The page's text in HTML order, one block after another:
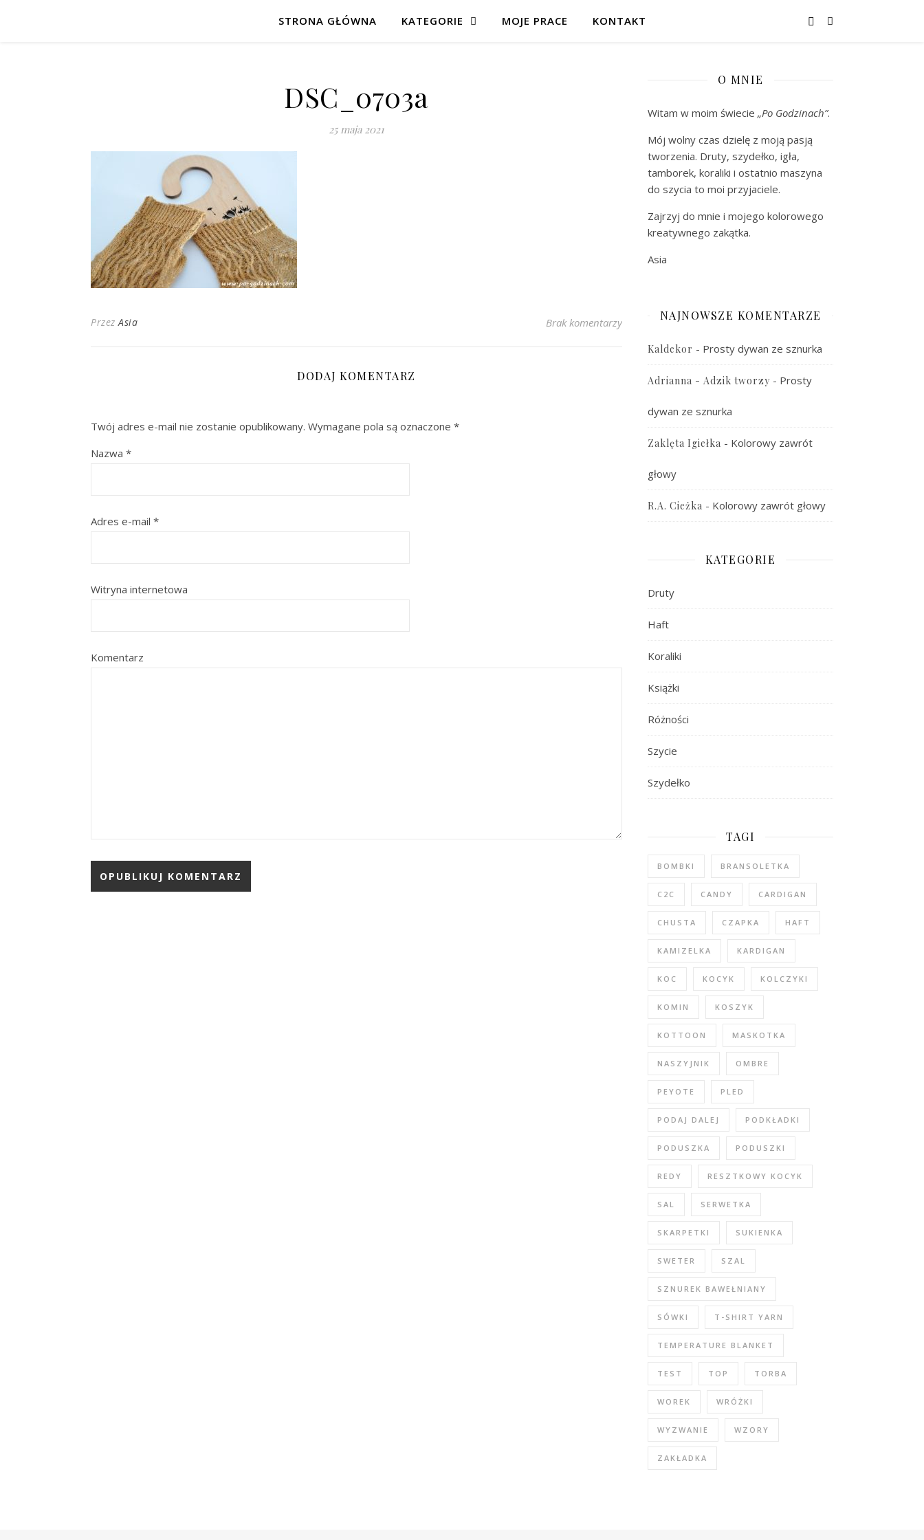
STRONA GŁÓWNA KATEGORIE MOJE PRACE KONTAKT
DSC_0703a
25 maja 2021
PrzezAsia Brak komentarzy
DODAJ KOMENTARZ
Twój adres e-mail nie zostanie opublikowany. Wymagane pola są oznaczone *
Nazwa *
Adres e-mail *
Witryna internetowa
Komentarz
O MNIE
Witam w moim świecie „Po Godzinach”.
Mój wolny czas dzielę z moją pasją
tworzenia. Druty, szydełko, igła,
tamborek, koraliki i ostatnio maszyna
do szycia to moi przyjaciele.
Zajrzyj do mnie i mojego kolorowego
kreatywnego zakątka.
Asia
NAJNOWSZE KOMENTARZE
Kaldekor - Prosty dywan ze sznurka
Adrianna - Adzik tworzy - Prosty
dywan ze sznurka
Zaklęta Igiełka - Kolorowy zawrót
głowy
R.A. Cieżka - Kolorowy zawrót głowy
KATEGORIE
Druty
Haft
Koraliki
Książki
Różności
Szycie
Szydełko
TAGI
BOMBKI BRANSOLETKA
C2C CANDY CARDIGAN
CHUSTA CZAPKA HAFT
KAMIZELKA KARDIGAN
KOC KOCYK KOLCZYKI
KOMIN KOSZYK
KOTTOON MASKOTKA
NASZYJNIK OMBRE
PEYOTE PLED
PODAJ DALEJ PODKŁADKI
PODUSZKA PODUSZKI
REDY RESZTKOWY KOCYK
SAL SERWETKA
SKARPETKI SUKIENKA
SWETER SZAL
SZNUREK BAWEŁNIANY
SÓWKI T-SHIRT YARN
TEMPERATURE BLANKET
TEST TOP TORBA
WOREK WRÓŻKI
WYZWANIE WZORY
ZAKŁADKA